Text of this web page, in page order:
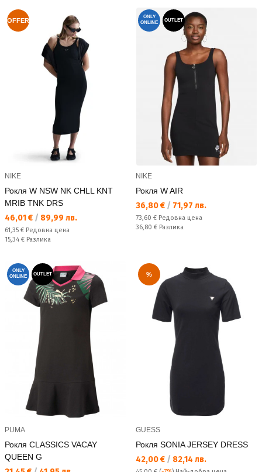
OFFER
NIKE
Рокля W NSW NK CHLL KNT
MRIB TNK DRS
Текуща цена:
46,01 € / 89,99 лв.
Редовна цена:
61,35 € Редовна цена
Спестявате:
15,34 € Разлика
ONLY
ONLINE
OUTLET
NIKE
Рокля W AIR
Текуща цена:
36,80 € / 71,97 лв.
Редовна цена:
73,60 € Редовна цена
Спестявате:
36,80 € Разлика
ONLY
ONLINE
OUTLET
PUMA
Рокля CLASSICS VACAY
QUEEN G
%
GUESS
Рокля SONIA JERSEY DRESS
Текуща цена:
42,00 € / 82,14 лв.